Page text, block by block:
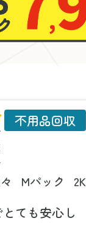
Mパック 2K
不用品回収
ても安心し